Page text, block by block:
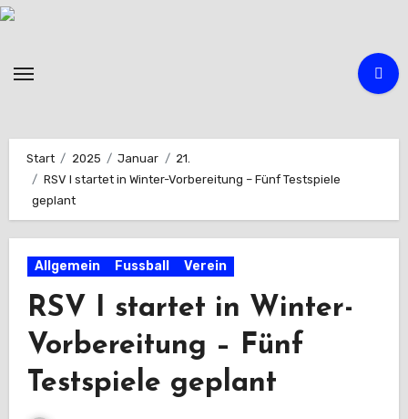
Zum
Start 2025 Januar
21.
RSV I startet in Winter-Vorbereitung – Fünf Testspiele
geplant
Allgemein Fussball Verein
RSV I startet in Winter-
Vorbereitung – Fünf
Testspiele geplant